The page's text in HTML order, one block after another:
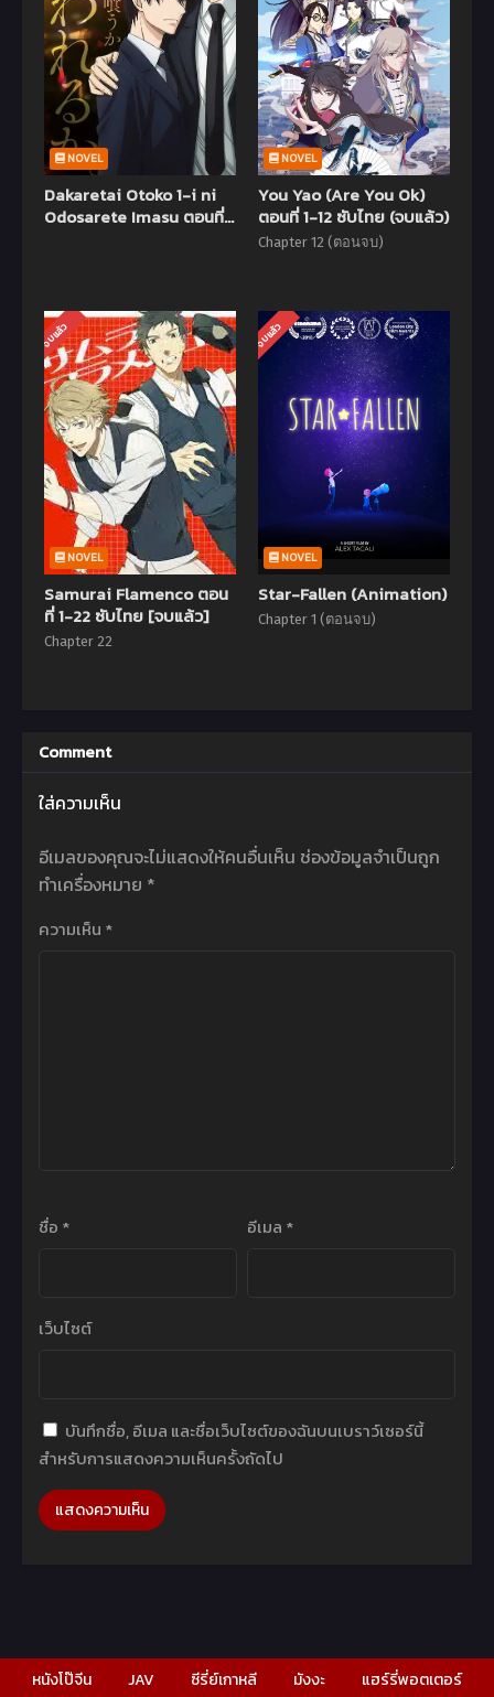
NOVEL
Dakaretai Otoko 1-i ni
Odosarete Imasu ตอนที่
NOVEL
You Yao (Are You Ok)
ตอนที่ 1-12 ซับไทย (จบแล้ว)
Chapter 12 (ตอนจบ)
จบแล้ว
NOVEL
Samurai Flamenco ตอน
ที่ 1-22 ซับไทย [จบแล้ว]
Chapter 22
จบแล้ว
NOVEL
Star-Fallen (Animation)
Chapter 1 (ตอนจบ)
Comment
ใส่ความเห็น
อีเมลของคุณจะไม่แสดงให้คนอื่นเห็น ช่องข้อมูลจำเป็นถูก
ทำเครื่องหมาย *
ความเห็น *
ชื่อ * อีเมล *
เว็บไซต์
บันทึกชื่อ, อีเมล และชื่อเว็บไซต์ของฉันบนเบราว์เซอร์นี้
สำหรับการแสดงความเห็นครั้งถัดไป
หนังโป๊จีน JAV ซีรี่ย์เกาหลี มังงะ แฮร์รี่พอตเตอร์